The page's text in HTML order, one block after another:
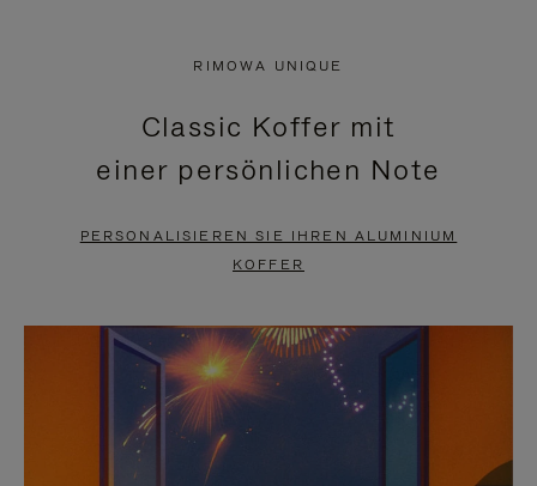
PAUSIERT,
BITTE
DRÜCKEN
ANZUHALTEN
KLICKEN
SIE
ZUM
AUFHEBEN
STUMMSCHALTUNG
RIMOWA UNIQUE
Classic Koffer mit
einer persönlichen Note
PERSONALISIEREN SIE IHREN ALUMINIUM
KOFFER